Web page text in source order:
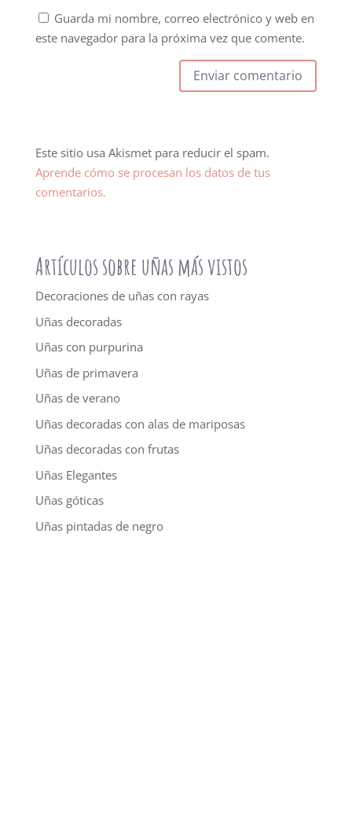
Guarda mi nombre, correo electrónico y web en
este navegador para la próxima vez que comente.
Este sitio usa Akismet para reducir el spam.
Aprende cómo se procesan los datos de tus
comentarios.
Artículos sobre uñas más vistos
Decoraciones de uñas con rayas
Uñas decoradas
Uñas con purpurina
Uñas de primavera
Uñas de verano
Uñas decoradas con alas de mariposas
Uñas decoradas con frutas
Uñas Elegantes
Uñas góticas
Uñas pintadas de negro